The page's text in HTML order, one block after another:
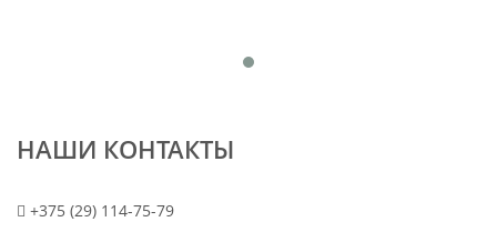
НАШИ КОНТАКТЫ
+375 (29) 114-75-79